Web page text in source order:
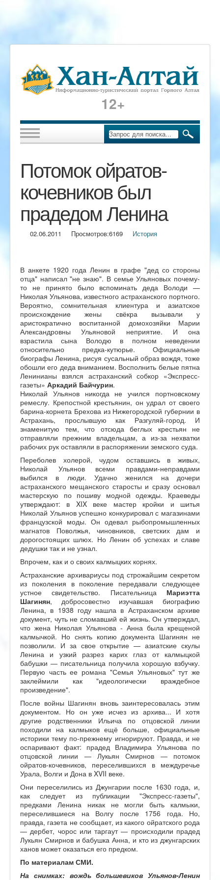
12+
Потомок ойратов-
кочевников был
прадедом Ленина
02.06.2011 Просмотров:6169 История
В анкете 1920 года Ленин в графе "дед со стороны
отца" написал "не знаю". В семье Ульяновых почему-
то не принято было вспоминать деда Володи —
Николая Ульянова, известного астраханского портного.
Вероятно, сомнительная клиентура и азиатское
происхождение жены свёкра вызывали у
аристократично воспитанной домохозяйки Марии
Александровны Ульяновой неприятие. И она
взрастила сына Володю в полном неведении
относительно предка-кутюрье. Официальные
биографы Ленина, рисуя сусальный образ вождя, тоже
обошли его деда вниманием. Восполнить белые пятна
Ленинианы взялся астраханский собкор «Экспресс-
газеты» Аркадий Байчурин.
Николай Ульянов никогда не учился портновскому
ремеслу. Крепостной крестьянин, он удрал от своего
барина-корнета Брехова из Нижегородской губернии в
Астрахань, прослывшую как Разгуляй-город. И
знаменитую тем, что отсюда беглых крестьян не
отправляли прежним владельцам, а из-за нехватки
рабочих рук оставляли в распоряжении земского суда.
Переболев холерой, чудом оставшись в живых,
Николай Ульянов всеми правдами-неправдами
выбился в люди. Удачно женился на дочери
астраханского мещанского старосты и сразу основал
мастерскую по пошиву модной одежды. Краеведы
утверждают: в XIX веке мастер кройки и шитья
Николай Ульянов успешно конкурировал с магазинами
французской моды. Он одевал рыбопромышленных
магнатов Поволжья, чиновников, светских дам и
дорогостоящих шлюх. Но Ленин об успехах и славе
дедушки так и не узнал.
Впрочем, как и о своих калмыцких корнях.
Астраханские архивариусы под строжайшим секретом
из поколения в поколение передавали следующее
устное свидетельство. ПисательницаМариэтта
Шагинян, добросовестно изучавшая биографию
Ленина, в 1938 году нашла в Астраханском архиве
документ, чуть не сломавший ей жизнь. Он утверждал,
что жена Николая Ульянова - Анна была крещеной
калмычкой. Но снять копию документа Шагинян не
позволили. И за свое открытие — азиатские скулы
Ленина и узкий разрез карих глаз от калмыцкой
бабушки — писательница получила хорошую взбучку.
Первую часть ее романа "Семья Ульяновых" тут же
заклеймили как "идеологически враждебное
произведение".
После войны Шагинян вновь заинтересовалась этим
документом. Но он уже исчез из архива... И хотя
другие родственники Ильича по отцовской линии
походили на калмыков ещё больше, официальные
историки тему по-прежнему игнорируют. Правда, и не
оспаривают факт: прадед Владимира Ульянова по
отцовской линии — Лукьян Смирнов — потомок
ойратов-кочевников, переселившихся в междуречье
Урала, Волги и Дона в XVII веке.
Они переселились из Джунгарии после 1630 года, и,
как следует из публикации "Экспресс-газеты",
предками Ленина никак не могли быть калмыки,
переселившиеся на Волгу после 1756 года. Но,
правда, газета не сообщает, из какого ойратского рода
— дербет, чорос или таргаут — происходили прадед
Лукьян Смирнов и бабушка Анна, и кто из джунгарских
ханов может оказаться его предком.
По материалам СМИ.
На снимках: вождь большевиков Ульянов-Ленин